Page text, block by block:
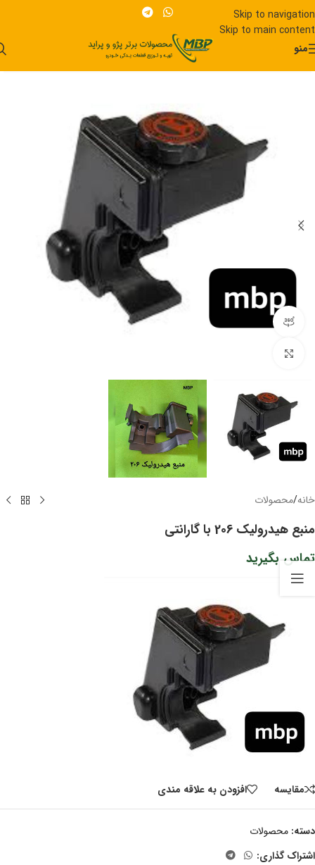
Skip to navigation
Skip to main content
منو
مشاهده 360 درجه
خانه/محصولات
منبع هیدرولیک 206 با گارانتی
تماس بگیرید
مقايسه افزودن به علاقه مندی
دسته: محصولات
اشتراک گذاری: